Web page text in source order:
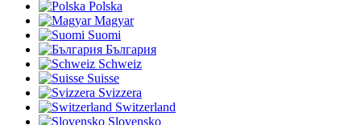
Polska
Magyar
Suomi
България
Schweiz
Suisse
Svizzera
Switzerland
Slovensko